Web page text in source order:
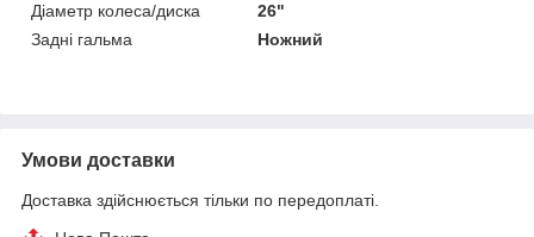
Діаметр колеса/диска
26"
Задні гальма
Ножний
Умови доставки
Доставка здійснюється тільки по передоплаті.